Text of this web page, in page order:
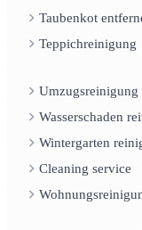
Taubenkot
Teppichreinigung
Umzugsreinigung
Wasserschaden
Wintergarten
Cleaning service